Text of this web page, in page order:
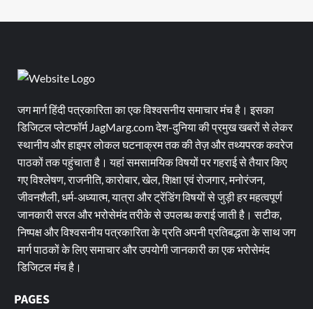
जग मार्ग हिंदी पत्रकारिता का एक विश्वसनीय समाचार मंच है। इसका
डिजिटल प्लेटफॉर्म JagMarg.com देश-दुनिया की प्रमुख खबरों से लेकर
स्थानीय और हाइपर लोकल घटनाक्रम तक की तेज़ और तथ्यपरक कवरेज
पाठकों तक पहुंचाता है। यहां समसामयिक विषयों पर गहराई से तैयार किए
गए विश्लेषण, राजनीति, कारोबार, खेल, शिक्षा एवं रोजगार, मनोरंजन,
जीवनशैली, धर्म-अध्यात्म, यात्रा और ट्रेंडिंग विषयों से जुड़ी हर महत्वपूर्ण
जानकारी सरल और भरोसेमंद तरीके से उपलब्ध कराई जाती है। सटीक,
निष्पक्ष और विश्वसनीय पत्रकारिता के प्रति अपनी प्रतिबद्धता के साथ जग
मार्ग पाठकों के लिए समाचार और उपयोगी जानकारी का एक भरोसेमंद
डिजिटल मंच है।
PAGES